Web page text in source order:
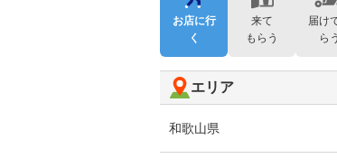
お店に行
く
来て
もらう
届け
らう
エリア
和歌山県